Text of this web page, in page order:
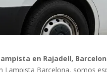
en Rajadell,
Lampista Barcelona, somos